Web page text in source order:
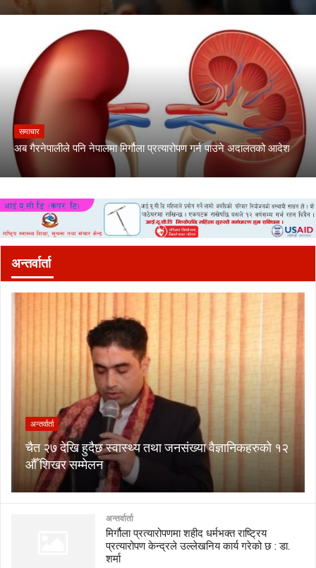
समाचार
अब गैरनेपालीले पनि नेपालमा मिर्गौला प्रत्यारोपण गर्न पाउने अदालतको आदेश
अन्तर्वार्ता
अन्तर्वार्ता
चैत २७ देखि हुदैछ स्वास्थ्य तथा जनसंख्या वैज्ञानिकहरुको १२
औँ शिखर सम्मेलन
अन्तर्वार्ता
मिर्गौला प्रत्यारोपणमा शहीद धर्मभक्त राष्ट्रिय
प्रत्यारोपण केन्द्रले उल्लेखनिय कार्य गरेको छ : डा.
शर्मा